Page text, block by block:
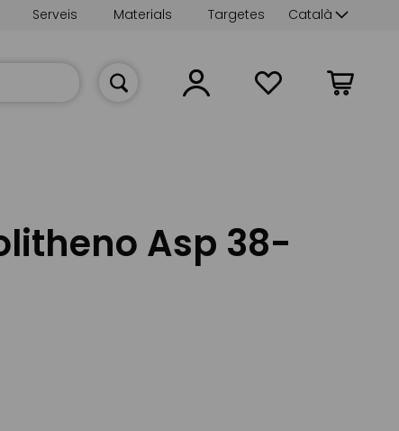
Language
Català
Targetes
Materials
Serveis
La meva
Asp 38-